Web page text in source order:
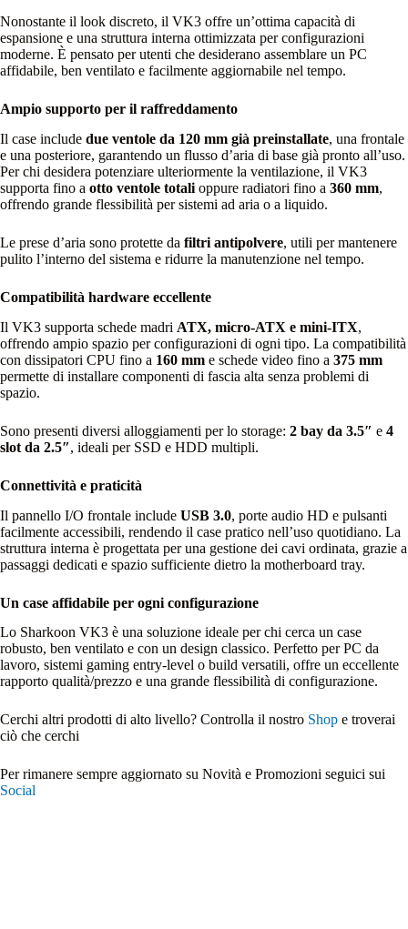
Nonostante il look discreto, il VK3 offre un’ottima capacità di
espansione e una struttura interna ottimizzata per configurazioni
moderne. È pensato per utenti che desiderano assemblare un PC
affidabile, ben ventilato e facilmente aggiornabile nel tempo.
Ampio supporto per il raffreddamento
Il case include due ventole da 120 mm già preinstallate, una frontale
e una posteriore, garantendo un flusso d’aria di base già pronto all’uso.
Per chi desidera potenziare ulteriormente la ventilazione, il VK3
supporta fino a otto ventole totali oppure radiatori fino a 360 mm,
offrendo grande flessibilità per sistemi ad aria o a liquido.
Le prese d’aria sono protette da filtri antipolvere, utili per mantenere
pulito l’interno del sistema e ridurre la manutenzione nel tempo.
Compatibilità hardware eccellente
Il VK3 supporta schede madri ATX, micro‑ATX e mini‑ITX,
offrendo ampio spazio per configurazioni di ogni tipo. La compatibilità
con dissipatori CPU fino a 160 mm e schede video fino a 375 mm
permette di installare componenti di fascia alta senza problemi di
spazio.
Sono presenti diversi alloggiamenti per lo storage: 2 bay da 3.5″ e 4
slot da 2.5″, ideali per SSD e HDD multipli.
Connettività e praticità
Il pannello I/O frontale include USB 3.0, porte audio HD e pulsanti
facilmente accessibili, rendendo il case pratico nell’uso quotidiano. La
struttura interna è progettata per una gestione dei cavi ordinata, grazie a
passaggi dedicati e spazio sufficiente dietro la motherboard tray.
Un case affidabile per ogni configurazione
Lo Sharkoon VK3 è una soluzione ideale per chi cerca un case
robusto, ben ventilato e con un design classico. Perfetto per PC da
lavoro, sistemi gaming entry‑level o build versatili, offre un eccellente
rapporto qualità/prezzo e una grande flessibilità di configurazione.
Cerchi altri prodotti di alto livello? Controlla il nostro Shop e troverai
ciò che cerchi
Per rimanere sempre aggiornato su Novità e Promozioni seguici sui
Social